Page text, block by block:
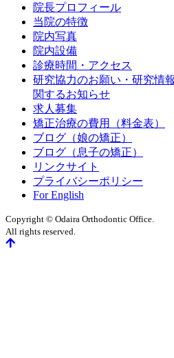
院長プロフィール
当院の特徴
院内写真
院内設備
診療時間・アクセス
研究協力のお願い・研究情
関するお知らせ
求人募集
矯正治療の費用（料金表）
ブログ（娘の矯正）
ブログ（息子の矯正）
リンクサイト
プライバシーポリシー
For English
Copyright © Odaira Orthodontic Office.
All rights reserved.